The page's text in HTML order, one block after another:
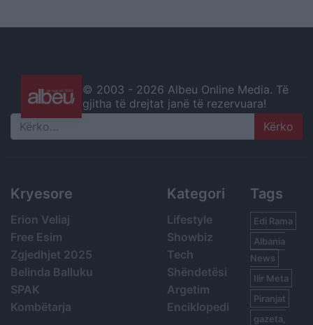
© 2003 - 2026 Albeu Online Media. Të
gjitha të drejtat janë të rezervuara!
Search
Kryesore
Erion Veliaj
Free Esim
Zgjedhjet 2025
Belinda Balluku
SPAK
Kombëtarja
Kategori
Lifestyle
Showbiz
Tech
Shëndetësi
Argetim
Enciklopedi
Tags
Edi Rama
Albania
News
Ilir Meta
Piranjat
gazeta,